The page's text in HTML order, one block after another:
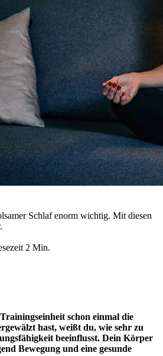
Schlaf enorm wichtig. Mit diesen
2 Min.
schon einmal die
hast, weißt du, wie sehr zu
beeinflusst. Dein Körper
Bewegung und eine gesunde